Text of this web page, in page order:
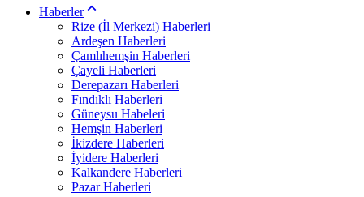
Haberler
Rize (İl Merkezi) Haberleri
Ardeşen Haberleri
Çamlıhemşin Haberleri
Çayeli Haberleri
Derepazarı Haberleri
Fındıklı Haberleri
Güneysu Habeleri
Hemşin Haberleri
İkizdere Haberleri
İyidere Haberleri
Kalkandere Haberleri
Pazar Haberleri